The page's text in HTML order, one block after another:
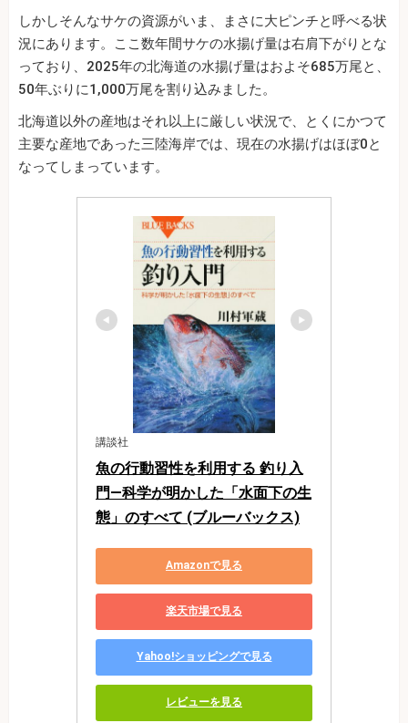
しかしそんなサケの資源がいま、まさに大ピンチと呼べる状
況にあります。ここ数年間サケの水揚げ量は右肩下がりとな
っており、2025年の北海道の水揚げ量はおよそ685万尾と、
50年ぶりに1,000万尾を割り込みました。
北海道以外の産地はそれ以上に厳しい状況で、とくにかつて
主要な産地であった三陸海岸では、現在の水揚げはほぼ0と
なってしまっています。
講談社
魚の行動習性を利用する 釣り入
門―科学が明かした「水面下の生
態」のすべて (ブルーバックス)
Amazonで見る
楽天市場で見る
Yahoo!ショッピングで見る
レビューを見る